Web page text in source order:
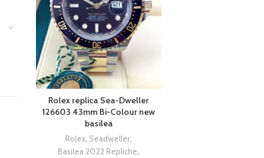
Rolex replica Sea-Dweller
126603 43mm Bi-Colour new
basilea
Rolex Seadweller
Basilea 2022 Repliche